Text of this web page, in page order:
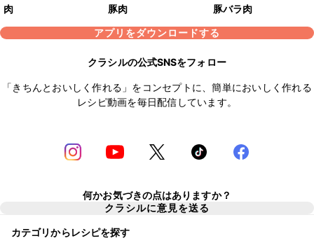
肉 豚肉
豚バラ肉
アプリをダウンロードする
クラシルの公式SNSをフォロー
「きちんとおいしく作れる」をコンセプトに、簡単においしく作れる
レシピ動画を毎日配信しています。
何かお気づきの点はありますか？
クラシルに意見を送る
カテゴリからレシピを探す